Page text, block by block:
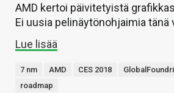
AMD kertoi päivitetyistä
Ei uusia pelinäytönohjaimia tänä
Lue lisää
7 nm AMD CES 2018
roadmap